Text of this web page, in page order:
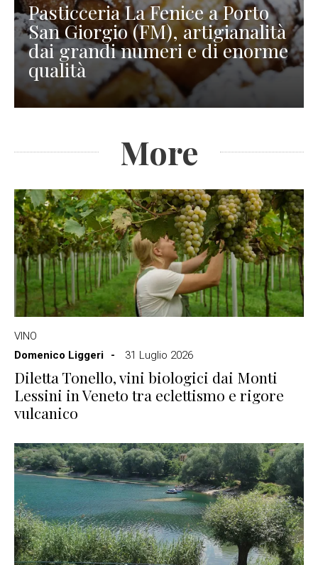
Pasticceria La Fenice a Porto
San Giorgio (FM), artigianalità
dai grandi numeri e di enorme
qualità
More
VINO
Domenico Liggeri
31 Luglio 2026
Diletta Tonello, vini biologici dai Monti
Lessini in Veneto tra eclettismo e rigore
vulcanico